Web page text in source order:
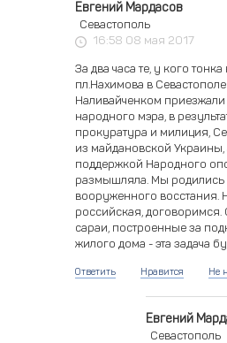
Евгений Мардасов
Севастополь
16:58 08 мая 2017
За два часа те, у кого
пл.Нахимова в
Наливайченком приезжали
народного мэра, в
прокуратура и милиция,
из майдановской
поддержкой Народного
размышляла. Мы родились
вооруженного восстания.
российская,
сараи, построенные за
жилого дома - эта задача
Ответить Нравится Не
Евгений
Севастополь